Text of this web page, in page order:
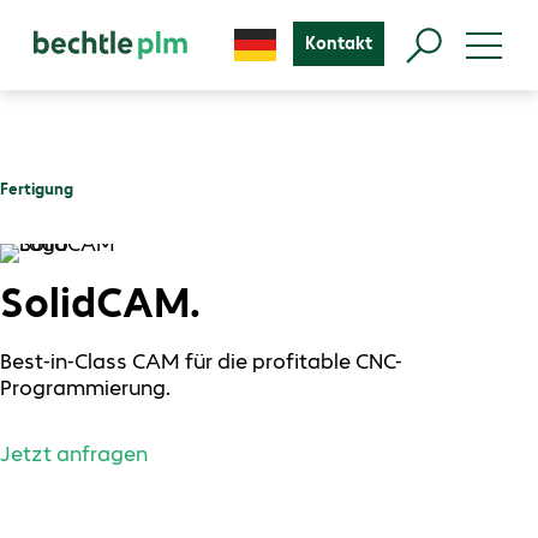
Kontakt
Fertigung
SolidCAM.
Best-in-Class CAM für die profitable CNC-
Programmierung.
Jetzt anfragen